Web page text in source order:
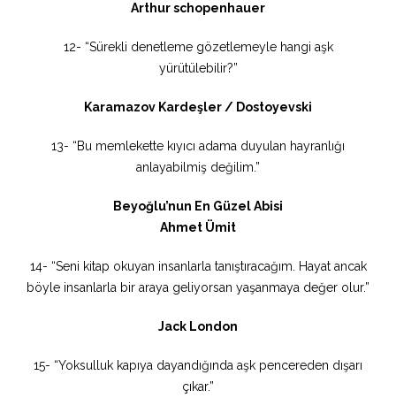
Arthur schopenhauer
12- “Sürekli denetleme gözetlemeyle hangi aşk
yürütülebilir?”
Karamazov Kardeşler / Dostoyevski
13- “Bu memlekette kıyıcı adama duyulan hayranlığı
anlayabilmiş değilim.”
Beyoğlu’nun En Güzel Abisi
Ahmet Ümit
14- “Seni kitap okuyan insanlarla tanıştıracağım. Hayat ancak
böyle insanlarla bir araya geliyorsan yaşanmaya değer olur.”
Jack London
15- “Yoksulluk kapıya dayandığında aşk pencereden dışarı
çıkar.”